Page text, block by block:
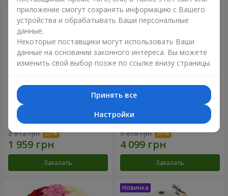
Букет "Reverence"
2 612 грн
Заказать
Букет "Голубая сказка"
5 856 грн
Заказать
приложение смогут сохранять информацию с Вашего
устройства и обрабатывать Ваши персональные
данные.
Некоторые поставщики могут использовать Ваши
данные на основании законного интереса. Вы можете
изменить свой выбор позже по ссылке внизу страницы.
Принять все
Настройки